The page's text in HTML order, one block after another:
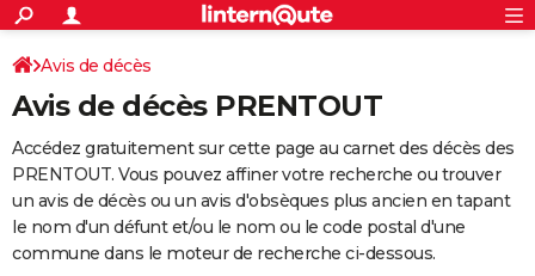
ACTUALITÉS
Politique
Société
Faits Divers
Education
Monde
Villes
+
SPORT
Coupe du monde 2026
Football
Tennis
Cyclisme
Rugby
Forum
Programme TV
TNT
Streaming
Cinéma
Sorties cinéma
Musique
+
FINANCE
Impôts
Immobilier
Risques naturels par ville
Banque
Assurance
Crédit
AUTO
Essais
Réserver un essai
Citadines
Berlines
SUV
Forum auto
+
Avis de décès
Avis de décès PRENTOUT
Accédez gratuitement sur cette page au carnet des décès des
PRENTOUT. Vous pouvez affiner votre recherche ou trouver
un avis de décès ou un avis d'obsèques plus ancien en tapant
le nom d'un défunt et/ou le nom ou le code postal d'une
commune dans le moteur de recherche ci-dessous.